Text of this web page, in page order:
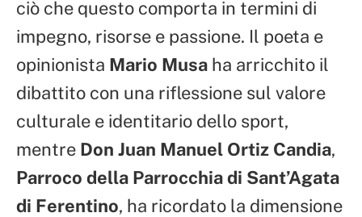
ciò che questo comporta in termini di
impegno, risorse e passione. Il poeta e
opinionista Mario Musa ha arricchito il
dibattito con una riflessione sul valore
culturale e identitario dello sport,
mentre Don Juan Manuel Ortiz Candia,
Parroco della Parrocchia di Sant’Agata
di Ferentino, ha ricordato la dimensione